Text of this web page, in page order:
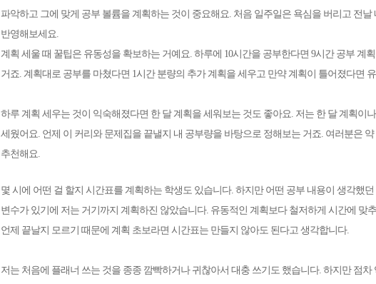
파악하고 그에 맞게 공부 볼륨을 계획하는 것이 중요해요. 처음 일주일은 욕심을 버리고 전날
반영해보세요.
계획 세울 때 꿀팁은 유동성을 확보하는 거예요. 하루에 10시간을 공부한다면 9시간 공부 계
거죠. 계획대로 공부를 마쳤다면 1시간 분량의 추가 계획을 세우고 만약 계획이 틀어졌다면
하루 계획 세우는 것이 익숙해졌다면 한 달 계획을 세워보는 것도 좋아요. 저는 한 달 계획이
세웠어요. 언제 이 커리와 문제집을 끝낼지 내 공부량을 바탕으로 정해보는 거죠. 여러분은
추천해요.
몇 시에 어떤 걸 할지 시간표를 계획하는 학생도 있습니다. 하지만 어떤 공부 내용이 생각했
변수가 있기에 저는 거기까지 계획하진 않았습니다. 유동적인 계획보다 철저하게 시간에 맞
언제 끝날지 모르기 때문에 계획 초보라면 시간표는 만들지 않아도 된다고 생각합니다.
저는 처음에 플래너 쓰는 것을 종종 깜빡하거나 귀찮아서 대충 쓰기도 했습니다. 하지만 점